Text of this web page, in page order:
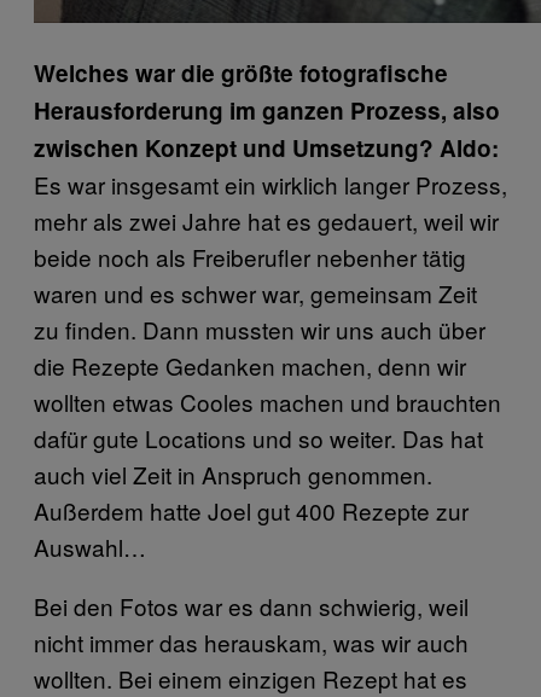
Welches war die größte fotografische
Herausforderung im ganzen Prozess, also
zwischen Konzept und Umsetzung? Aldo:
Es war insgesamt ein wirklich langer Prozess,
mehr als zwei Jahre hat es gedauert, weil wir
beide noch als Freiberufler nebenher tätig
waren und es schwer war, gemeinsam Zeit
zu finden. Dann mussten wir uns auch über
die Rezepte Gedanken machen, denn wir
wollten etwas Cooles machen und brauchten
dafür gute Locations und so weiter. Das hat
auch viel Zeit in Anspruch genommen.
Außerdem hatte Joel gut 400 Rezepte zur
Auswahl…
Bei den Fotos war es dann schwierig, weil
nicht immer das herauskam, was wir auch
wollten. Bei einem einzigen Rezept hat es